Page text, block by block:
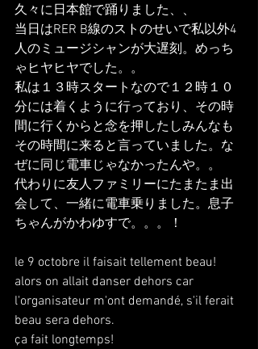
久々に日本館で踊りました、、
当日はRER B線のストのせいで私以外4
人のミュージシャンが大遅刻。めっち
ゃヒヤヒヤでした。。
私は１３時スタートなので１２時１０
分には着くように行っており、その時
間に行くからと念を押したしみんなも
その時間に来ると言っていました。な
ぜに同じ電車じゃなかったんや。。
代わりに友人ファミリーにたまたま出
会して、一緒に電車乗りました。息子
ちゃんがかわゆすで。。。！
le 9 octobre il faisait tellement beau!
alors on allait danser dehors car
l'organisateur m'ont demandé, s'il ferait
beau sera dehors.
ça fait longtemps!